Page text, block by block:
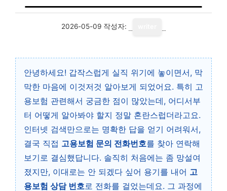
2026-05-09 작성자:
안녕하세요! 갑작스럽게 실직 위기에 놓이면서, 막
막한 마음에 이것저것 알아보게 되었어요. 특히 고
용보험 관련해서 궁금한 점이 많았는데, 어디서부
터 어떻게 알아봐야 할지 정말 혼란스럽더라고요.
인터넷 검색만으로는 명확한 답을 얻기 어려워서,
결국 직접 고용보험 문의 전화번호를 찾아 연락해
보기로 결심했답니다. 솔직히 처음에는 좀 망설여
졌지만, 이대로는 안 되겠다 싶어 용기를 내어 고
용보험 상담 번호로 전화를 걸었는데요. 그 과정에